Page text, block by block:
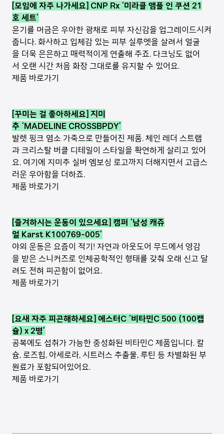
[모임에 자주 나가세요] CNP Rx ‘미라클 앰플 인 쿠션 21
호 세트’
윤기를 머금은 우아한 광채로 피부 자신감을 업그레이드시켜
줍니다. 화사하고 입체감 있는 피부 실루엣을 살려서 얼굴
을 더욱 은은하고 매력적이게 연출해 주죠. 다크닝도 없어
서 오랜 시간 처음 화장 그대로를 유지할 수 있어요.
제품 바로가기
[꾸미는 걸 좋아하세요] 지미
추 ‘MADELINE CROSSBPDY’
발렛 핑크 염소 가죽으로 만들어진 제품. 체인 레더 스트랩
과 크리스탈 버클 디테일이 스타일을 확연하게 살리고 있어
요. 여기에 지미추 실버 엠보싱 로고까지 더해지면서 고급스
러운 우아함을 더하죠.
제품 바로가기
[즐겨하시는 운동이 있으세요] 캠퍼 ‘남성 캐쥬
얼 Karst K100769-005’
야외 운동은 요즘이 적기! 자연과 아웃도어 무드에서 영감
을 받은 스니커즈로 인체공학적인 형태를 갖춰 오래 신고 달
려도 전혀 피곤함이 없어요.
제품 바로가기
[요새 자주 피곤해하세요] 에스터C ‘비타민C 500 (100캡
슐) x 2병’
공복에도 섭취가 가능한 중성화된 비타민C 제품입니다. 칼
슘, 로즈힙, 아세로라, 시트러스 추출물, 루틴 등 차별화된 부
원료가 포함되어있어요.
제품 바로가기